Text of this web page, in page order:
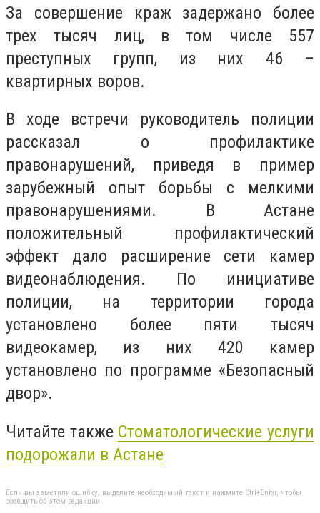
За совершение краж задержано более
трех тысяч лиц, в том числе 557
преступных групп, из них 46 –
квартирных воров.
В ходе встречи руководитель полиции
рассказал о профилактике
правонарушений, приведя в пример
зарубежный опыт борьбы с мелкими
правонарушениями. В Астане
положительный профилактический
эффект дало расширение сети камер
видеонаблюдения. По инициативе
полиции, на территории города
установлено более пяти тысяч
видеокамер, из них 420 камер
установлено по программе «Безопасный
двор».
Читайте также Стоматологические услуги
подорожали в Астане
Если вы заметили ошибку, выделите необходимый текст и нажмите Ctrl+Enter, чтобы
сообщить об этом редакции